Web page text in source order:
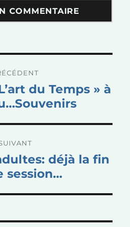
du Temps » à
déjà la fin
session…